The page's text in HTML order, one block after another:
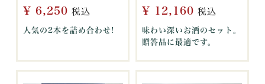
¥ 6,250 税込
人気の2本を詰め合わせ!
¥ 12,160 税込
味わい深いお酒のセット。
贈答品に最適です。